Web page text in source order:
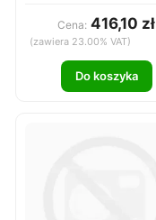
Cena: 416,10 zł
(zawiera 23.00% VAT)
Do koszyka